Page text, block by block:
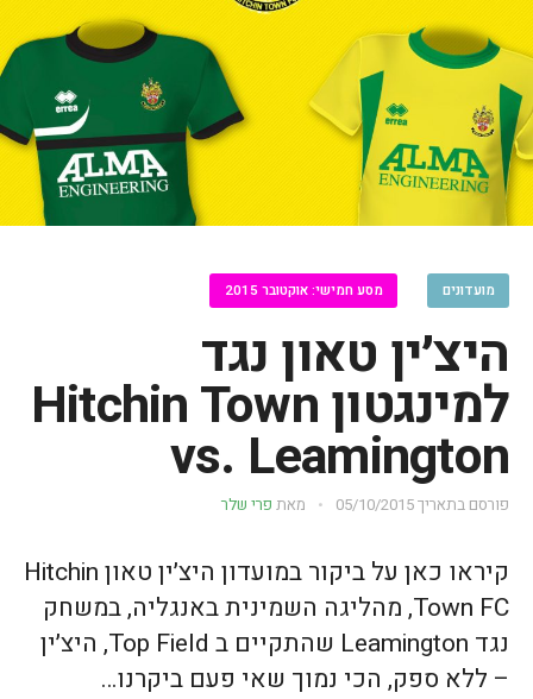
מועדונים מסע חמישי: אוקטובר 2015
היצ׳ין טאון נגד
למינגטון Hitchin Town
vs. Leamington
פורסם בתאריך05/10/2015 מאת פרי שלר
קיראו כאן על ביקור במועדון היצ׳ין טאון Hitchin
Town FC, מהליגה השמינית באנגליה, במשחק
נגד Leamington שהתקיים ב Top Field, היצ׳ין
– ללא ספק, הכי נמוך שאי פעם ביקרנו…